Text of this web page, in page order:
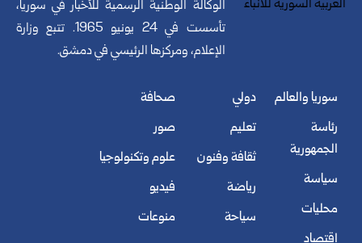
الوكالة الوطنية الرسمية للأخبار في سوريا،
تأسست في 24 يونيو 1965. تتبع وزارة
الإعلام، ومركزها الرئيسي في دمشق.
سوريا والعالم
رئاسة
الجمهورية
سياسة
محليات
اقتصاد
دولي
تعليم
ثقافة وفنون
رياضة
سياحة
صحافة
صور
علوم وتكنولوجيا
فيديو
منوعات